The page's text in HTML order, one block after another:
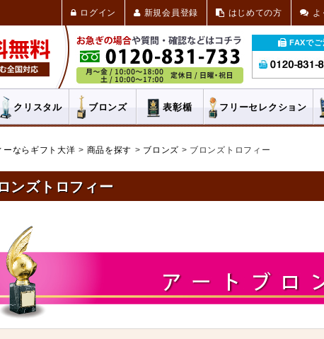
ログイン 新規会員登録 はじめての方 よ
FAXでご
クリスタル ブロンズ 表彰楯 フリーセレクション
ーならギフト大洋 商品を探す ブロンズ ブロンズトロフィー
ンズトロフィー